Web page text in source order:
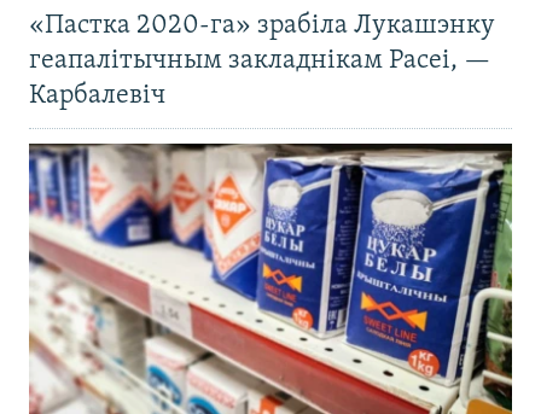
«Пастка 2020-га» зрабіла Лукашэнку
геапалітычным закладнікам Расеі, —
Карбалевіч